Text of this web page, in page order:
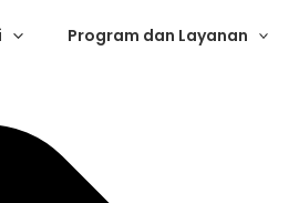
Program dan Layanan